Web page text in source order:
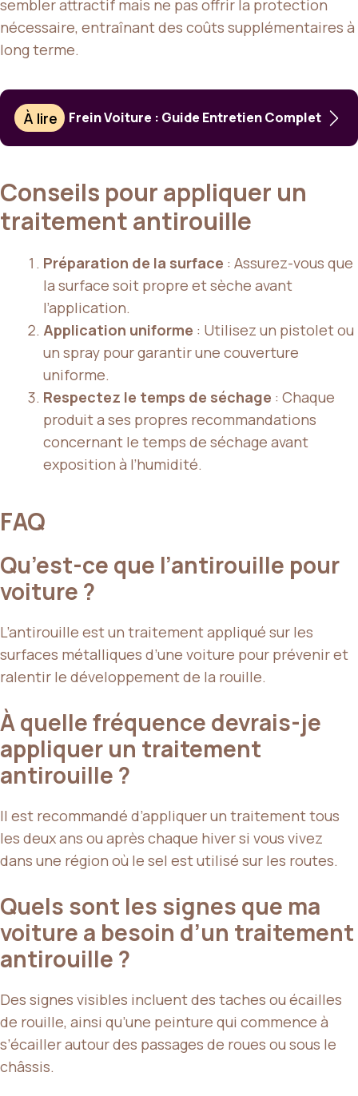
sembler attractif mais ne pas offrir la protection
nécessaire, entraînant des coûts supplémentaires à
long terme.
À lire Frein Voiture : Guide Entretien Complet
Conseils pour appliquer un
traitement antirouille
Préparation de la surface : Assurez-vous que
la surface soit propre et sèche avant
l’application.
Application uniforme : Utilisez un pistolet ou
un spray pour garantir une couverture
uniforme.
Respectez le temps de séchage : Chaque
produit a ses propres recommandations
concernant le temps de séchage avant
exposition à l’humidité.
FAQ
Qu’est-ce que l’antirouille pour
voiture ?
L’antirouille est un traitement appliqué sur les
surfaces métalliques d’une voiture pour prévenir et
ralentir le développement de la rouille.
À quelle fréquence devrais-je
appliquer un traitement
antirouille ?
Il est recommandé d’appliquer un traitement tous
les deux ans ou après chaque hiver si vous vivez
dans une région où le sel est utilisé sur les routes.
Quels sont les signes que ma
voiture a besoin d’un traitement
antirouille ?
Des signes visibles incluent des taches ou écailles
de rouille, ainsi qu’une peinture qui commence à
s’écailler autour des passages de roues ou sous le
châssis.